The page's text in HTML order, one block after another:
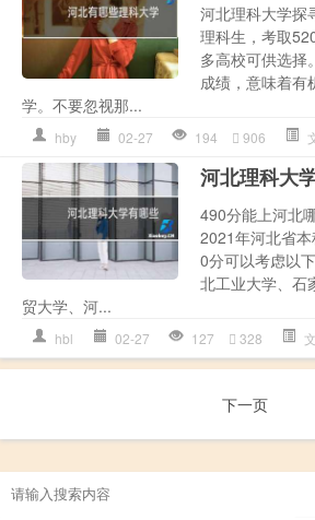
河北理科大学探
理科生，考取
多高校可供选择
成绩，意味着有
学。不要忽视那...
hby 02-27 194 906
河北理科大
490分能上河北
2021年河北省
0分可以考虑以
北工业大学、石
贸大学、河...
hbl 02-27 127 328
下一页